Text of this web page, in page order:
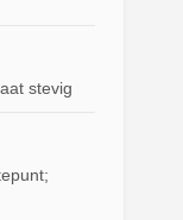
stevig